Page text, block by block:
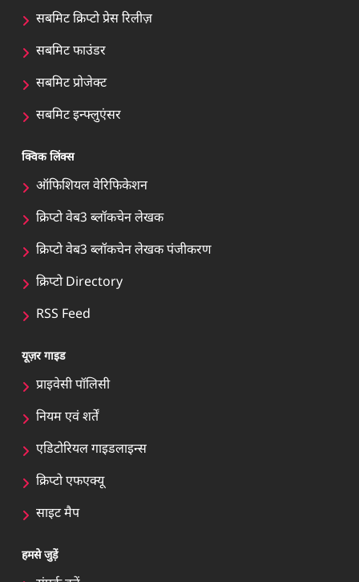
सबमिट क्रिप्टो प्रेस रिलीज़
सबमिट फाउंडर
सबमिट प्रोजेक्ट
सबमिट इन्फ्लुएंसर
क्विक लिंक्स
ऑफिशियल वेरिफिकेशन
क्रिप्टो वेब3 ब्लॉकचेन लेखक
क्रिप्टो वेब3 ब्लॉकचेन लेखक पंजीकरण
क्रिप्टो Directory
RSS Feed
यूज़र गाइड
प्राइवेसी पॉलिसी
नियम एवं शर्तें
एडिटोरियल गाइडलाइन्स
क्रिप्टो एफएक्यू
साइट मैप
हमसे जुड़ें